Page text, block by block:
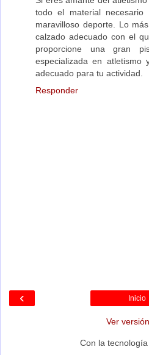
todo el material
maravilloso deporte. Lo
calzado adecuado con el
proporcione una gran
especializada en
adecuado para tu actividad.
Responder
‹ Inicio
Ver
Con la tecnología